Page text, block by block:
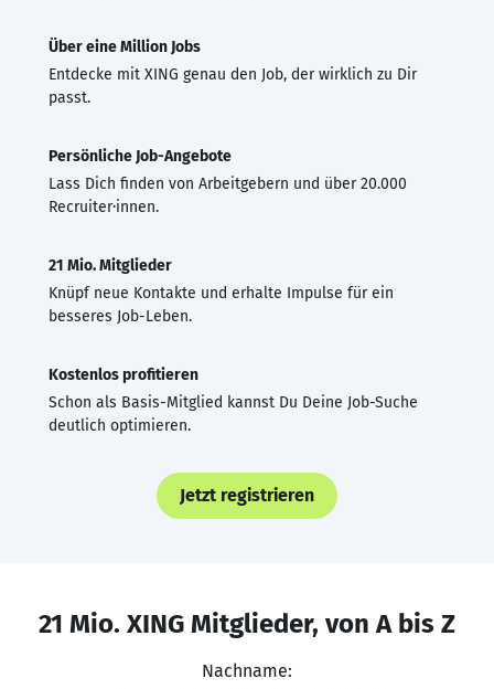
Über eine Million Jobs
Entdecke mit XING genau den Job, der wirklich zu Dir
passt.
Persönliche Job-Angebote
Lass Dich finden von Arbeitgebern und über 20.000
Recruiter·innen.
21 Mio. Mitglieder
Knüpf neue Kontakte und erhalte Impulse für ein
besseres Job-Leben.
Kostenlos profitieren
Schon als Basis-Mitglied kannst Du Deine Job-Suche
deutlich optimieren.
Jetzt registrieren
21 Mio. XING Mitglieder, von A bis Z
Nachname: